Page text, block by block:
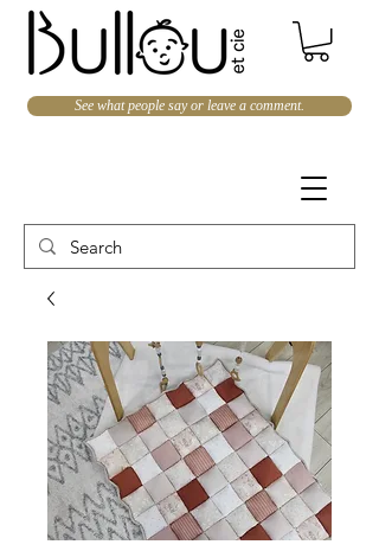
See what people say or leave a comment.